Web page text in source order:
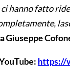
hanno fatto
Giuseppe
https://